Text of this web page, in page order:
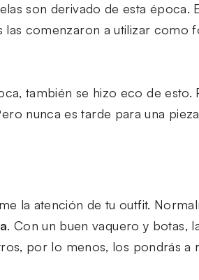
son derivado de esta época.
las comenzaron a utilizar como
también se hizo eco de esto.
nunca es tarde para una
la atención de tu outfit.
. Con un buen vaquero y botas,
por lo menos, los pondrás a